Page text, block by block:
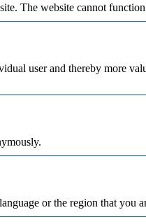
The website cannot
user and thereby more
or the region that you